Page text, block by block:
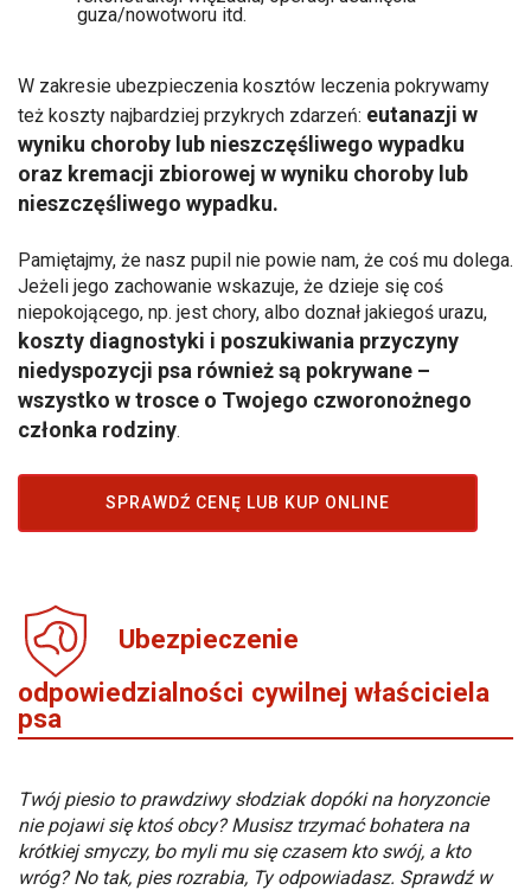
guza/nowotworu itd.
W zakresie ubezpieczenia kosztów leczenia pokrywamy
też koszty najbardziej przykrych zdarzeń: eutanazji w
wyniku choroby lub nieszczęśliwego wypadku
oraz kremacji zbiorowej w wyniku choroby lub
nieszczęśliwego wypadku.
Pamiętajmy, że nasz pupil nie powie nam, że coś mu dolega.
Jeżeli jego zachowanie wskazuje, że dzieje się coś
niepokojącego, np. jest chory, albo doznał jakiegoś urazu,
koszty diagnostyki i poszukiwania przyczyny
niedyspozycji psa również są pokrywane –
wszystko w trosce o Twojego czworonożnego
członka rodziny.
SPRAWDŹ CENĘ LUB KUP ONLINE
Ubezpieczenie
odpowiedzialności cywilnej właściciela
psa
Twój piesio to prawdziwy słodziak dopóki na horyzoncie
nie pojawi się ktoś obcy? Musisz trzymać bohatera na
krótkiej smyczy, bo myli mu się czasem kto swój, a kto
wróg? No tak, pies rozrabia, Ty odpowiadasz. Sprawdź w